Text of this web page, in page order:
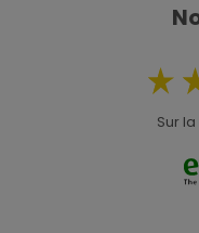
Sur